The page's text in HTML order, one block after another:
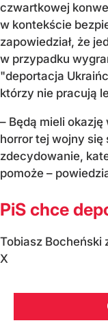
czwartkowej
w kontekście
zapowiedział, że
w przypadku
"deportacja
którzy nie pracują
– Będą mieli
horror tej wojny się
zdecydowanie,
pomoże –
PiS chce
Tobiasz Bocheński
X